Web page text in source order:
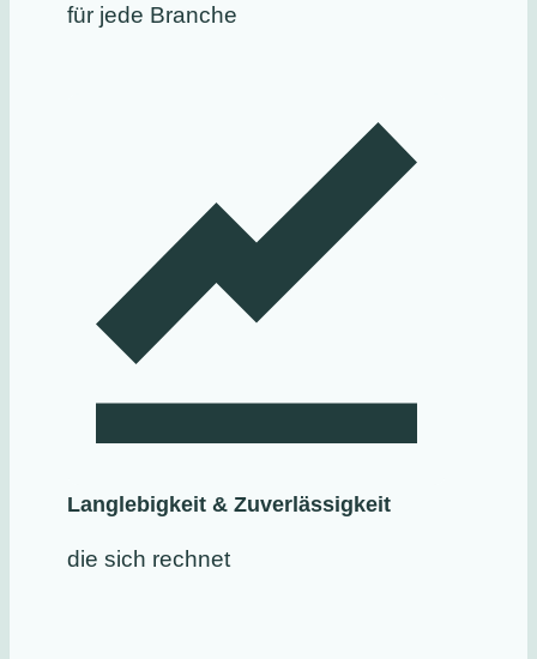
für jede Branche
Langlebigkeit & Zuverlässigkeit
die sich rechnet